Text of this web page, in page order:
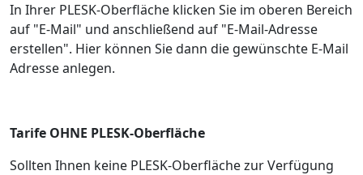
In Ihrer PLESK-Oberfläche klicken Sie im oberen Bereich
auf "E-Mail" und anschließend auf "E-Mail-Adresse
erstellen". Hier können Sie dann die gewünschte E-Mail
Adresse anlegen.
Tarife OHNE PLESK-Oberfläche
Sollten Ihnen keine PLESK-Oberfläche zur Verfügung